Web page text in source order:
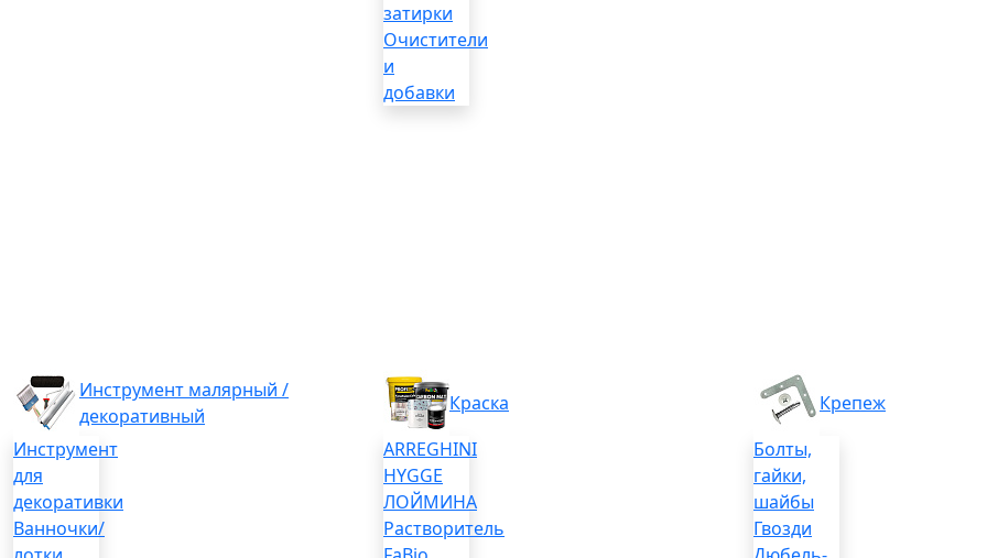
затирки
Очистители
и
добавки
Инструмент малярный /
декоративный
Инструмент
для
декоративки
Ванночки/
Краска
ARREGHINI
HYGGE
ЛОЙМИНА
Растворитель
Крепеж
Болты,
гайки,
шайбы
Гвозди